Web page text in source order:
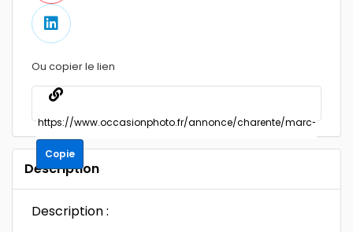
Ou copier le lien
Copie
Description
Description :